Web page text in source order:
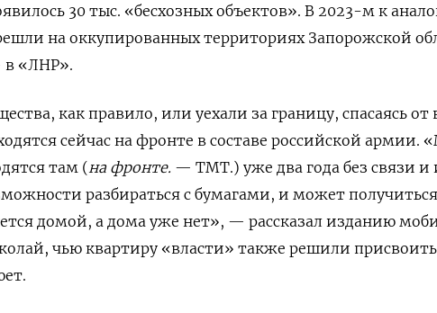
30 тыс. «бесхозных объектов». В 2023-м к
на оккупированных территориях Запорожской
«ЛНР».
как правило, или уехали за границу, спасаясь
сейчас на фронте в составе российской армии.
там (на фронте. — TMT.) уже два года без связи и
разбираться с бумагами, и может
домой, а дома уже нет», — рассказал изданию
чью квартиру «власти» также решили присвоить